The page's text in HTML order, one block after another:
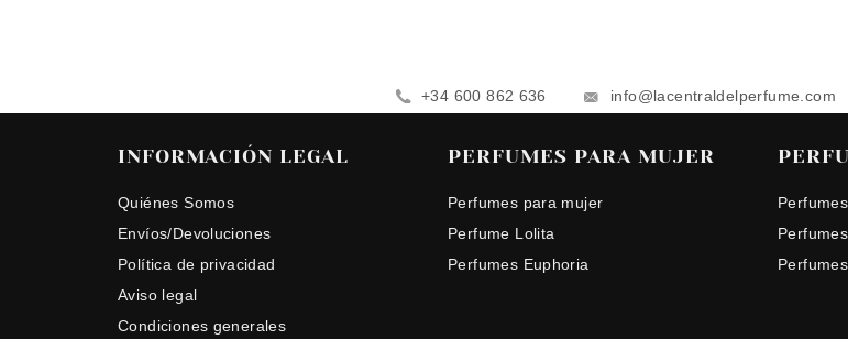
+34 600 862 636 info@lacentraldelperfume.com
INFORMACIÓN LEGAL
Quiénes Somos
Envíos/Devoluciones
Política de privacidad
Aviso legal
Condiciones generales
PERFUMES PARA MUJER
Perfumes para mujer
Perfume Lolita
Perfumes Euphoria